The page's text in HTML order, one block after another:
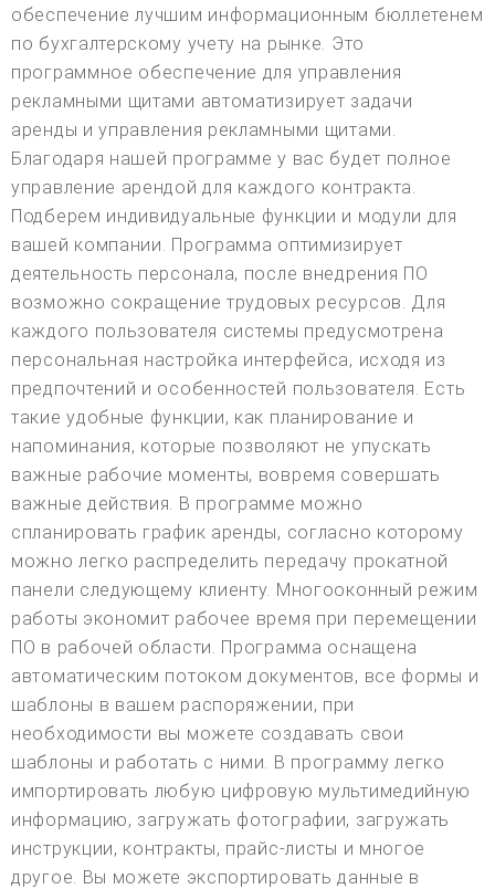
обеспечение лучшим информационным бюллетенем
по бухгалтерскому учету на рынке. Это
программное обеспечение для управления
рекламными щитами автоматизирует задачи
аренды и управления рекламными щитами.
Благодаря нашей программе у вас будет полное
управление арендой для каждого контракта.
Подберем индивидуальные функции и модули для
вашей компании. Программа оптимизирует
деятельность персонала, после внедрения ПО
возможно сокращение трудовых ресурсов. Для
каждого пользователя системы предусмотрена
персональная настройка интерфейса, исходя из
предпочтений и особенностей пользователя. Есть
такие удобные функции, как планирование и
напоминания, которые позволяют не упускать
важные рабочие моменты, вовремя совершать
важные действия. В программе можно
спланировать график аренды, согласно которому
можно легко распределить передачу прокатной
панели следующему клиенту. Многооконный режим
работы экономит рабочее время при перемещении
ПО в рабочей области. Программа оснащена
автоматическим потоком документов, все формы и
шаблоны в вашем распоряжении, при
необходимости вы можете создавать свои
шаблоны и работать с ними. В программу легко
импортировать любую цифровую мультимедийную
информацию, загружать фотографии, загружать
инструкции, контракты, прайс-листы и многое
другое. Вы можете экспортировать данные в